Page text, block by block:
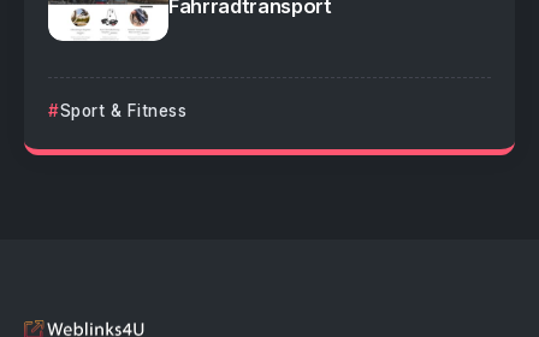
Fahrradtransport
Sport & Fitness